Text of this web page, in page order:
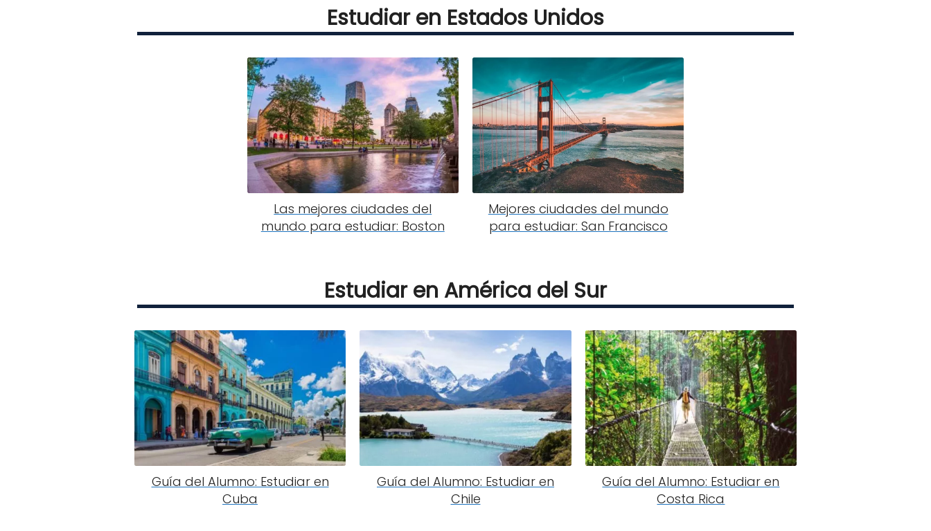
Estudiar en Estados Unidos
Las mejores ciudades del
mundo para estudiar: Boston
Mejores ciudades del mundo
para estudiar: San Francisco
Estudiar en América del Sur
Guía del Alumno: Estudiar en
Cuba
Guía del Alumno: Estudiar en
Chile
Guía del Alumno: Estudiar en
Costa Rica